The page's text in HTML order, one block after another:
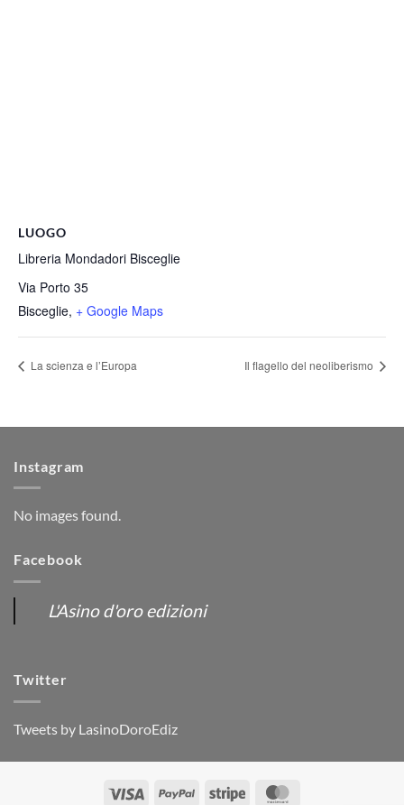
LUOGO
Libreria Mondadori Bisceglie
Via Porto 35
Bisceglie, + Google Maps
La scienza e l’Europa Il flagello del neoliberismo
Instagram
No images found.
Facebook
L'Asino d'oro edizioni
Twitter
Tweets by LasinoDoroEdiz
Visa PayPal Stripe